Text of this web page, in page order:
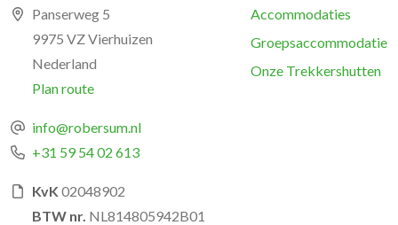
Panserweg 5
9975 VZ Vierhuizen
Nederland
Plan route
info@robersum.nl
+31 59 54 02 613
KvK 02048902
BTW nr. NL814805942B01
Accommodaties
Groepsaccommodatie
Onze Trekkershutten